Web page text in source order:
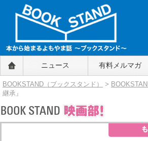
BOOKSTAND（ブックスタンド）
～本から始まるよもやま話～
BOOKSTAND（ブ
ックスタンド）
ニュース 有料メルマガ
BOOKSTAND（ブックスタンド） >
継承』